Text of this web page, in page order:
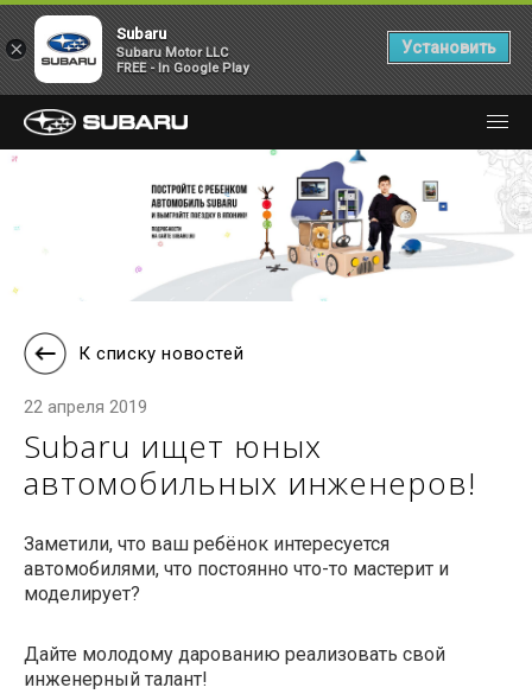
К списку новостей
22 апреля 2019
Subaru ищет юных
автомобильных инженеров!
Заметили, что ваш ребёнок интересуется
автомобилями, что постоянно что-то мастерит и
моделирует?
Дайте молодому дарованию реализовать свой
инженерный талант!
×
Subaru
Subaru Motor LLC
FREE - In Google Play
Установить